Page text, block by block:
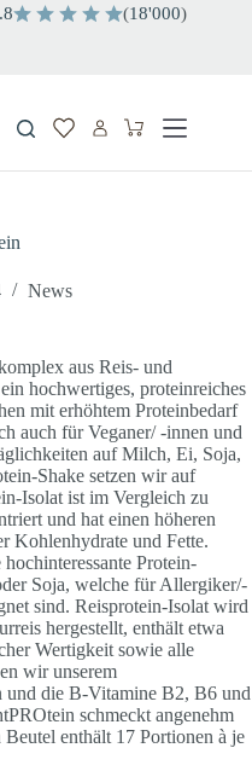
(18'000)
Warenkorb
News
aus Reis- und
hochwertiges, proteinreiches
mit erhöhtem Proteinbedarf
auch für Veganer/ -innen und
auf Milch, Ei, Soja,
Shake setzen wir auf
Isolat ist im Vergleich zu
und hat einen höheren
Kohlenhydrate und Fette.
Protein-
Soja, welche für Allergiker/-
sind. Reisprotein-Isolat wird
hergestellt, enthält etwa
Wertigkeit sowie alle
wir unserem
die B-Vitamine B2, B6 und
schmeckt angenehm
enthält 17 Portionen à je